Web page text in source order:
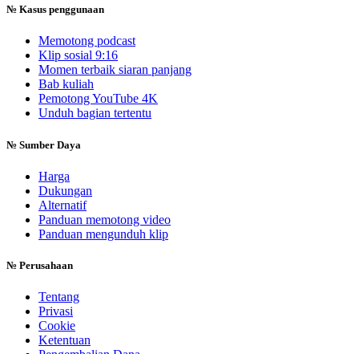
№ Kasus penggunaan
Memotong podcast
Klip sosial 9:16
Momen terbaik siaran panjang
Bab kuliah
Pemotong YouTube 4K
Unduh bagian tertentu
№ Sumber Daya
Harga
Dukungan
Alternatif
Panduan memotong video
Panduan mengunduh klip
№ Perusahaan
Tentang
Privasi
Cookie
Ketentuan